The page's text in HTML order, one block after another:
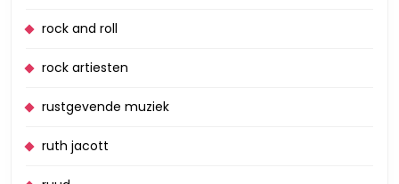
rock and roll
rock artiesten
rustgevende muziek
ruth jacott